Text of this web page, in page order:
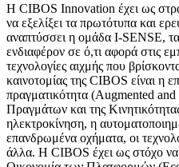
Η CIBOS Innovation έχει ως
να εξελίξει τα πρωτότυπα και
αναπτύσσει η ομάδα I-SENSE,
ενδιαφέρον σε ό,τι αφορά στις
τεχνολογίες αιχμής που
καινοτομίας της CIBOS είναι η
πραγματικότητα (Augmented
Πραγμάτων και της
ηλεκτροκίνηση, η
επανδρωμένα οχήματα, οι
άλλα. H CIBOS έχει ως στόχο